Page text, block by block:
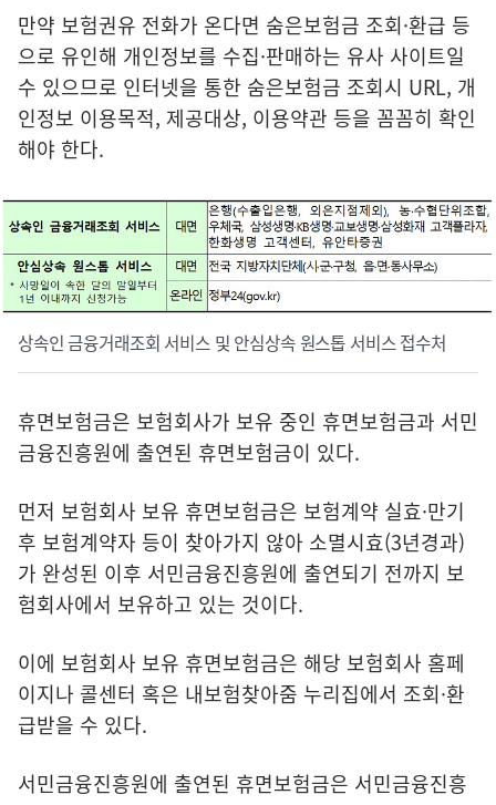
만약 보험권유 전화가 온다면 숨은보험금 조회·환급 등
으로 유인해 개인정보를 수집·판매하는 유사 사이트일
수 있으므로 인터넷을 통한 숨은보험금 조회시 URL, 개
인정보 이용목적, 제공대상, 이용약관 등을 꼼꼼히 확인
해야 한다.
상속인 금융거래조회 서비스 및 안심상속 원스톱 서비스 접수처
휴면보험금은 보험회사가 보유 중인 휴면보험금과 서민
금융진흥원에 출연된 휴면보험금이 있다.
먼저 보험회사 보유 휴면보험금은 보험계약 실효·만기
후 보험계약자 등이 찾아가지 않아 소멸시효(3년경과)
가 완성된 이후 서민금융진흥원에 출연되기 전까지 보
험회사에서 보유하고 있는 것이다.
이에 보험회사 보유 휴면보험금은 해당 보험회사 홈페
이지나 콜센터 혹은 내보험찾아줌 누리집에서 조회·환
급받을 수 있다.
서민금융진흥원에 출연된 휴면보험금은 서민금융진흥